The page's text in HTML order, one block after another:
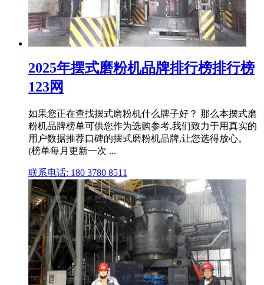
2025年摆式磨粉机品牌排行榜排行榜
123网
如果您正在查找摆式磨粉机什么牌子好？ 那么本摆式磨
粉机品牌榜单可供您作为选购参考,我们致力于用真实的
用户数据推荐口碑的摆式磨粉机品牌,让您选得放心。
(榜单每月更新一次 ...
联系电话: 180 3780 8511